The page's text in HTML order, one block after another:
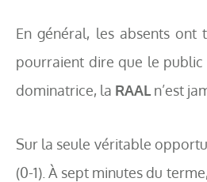
En général, les absents
pourraient dire que le
dominatrice, la RAAL n’est
Sur la seule véritable
(0-1). À sept minutes du